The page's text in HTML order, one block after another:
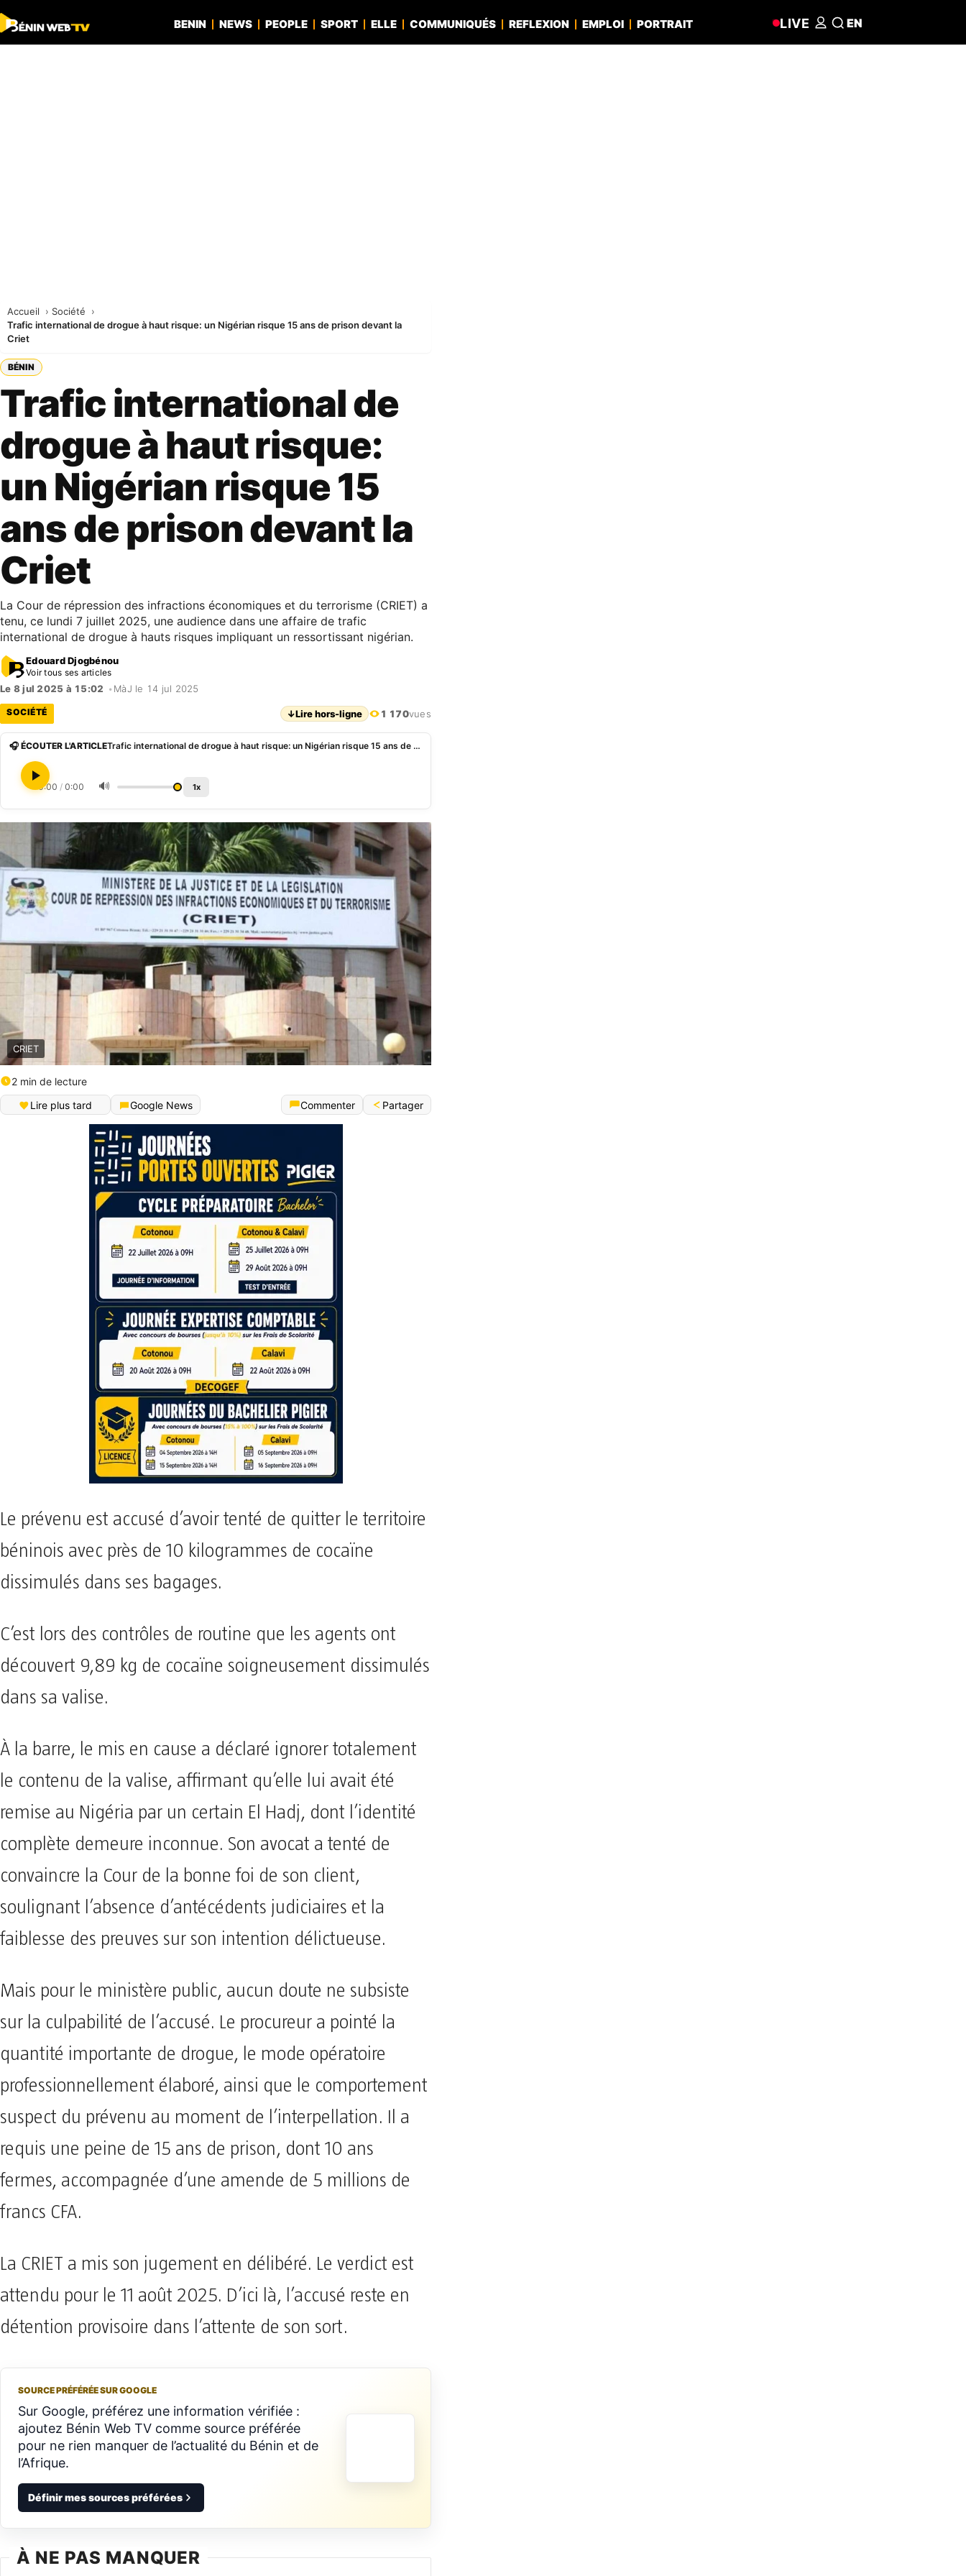
BENIN NEWS PEOPLE SPORT ELLE COMMUNIQUÉS REFLEXION EMPLOI PORTRAIT LIVE EN
Accueil
Société
Trafic international de drogue à haut risque: un Nigérian risque 15 ans de prison devant la
Criet
BÉNIN
Trafic international de
drogue à haut risque:
un Nigérian risque 15
ans de prison devant la
Criet
La Cour de répression des infractions économiques et du terrorisme (CRIET) a
tenu, ce lundi 7 juillet 2025, une audience dans une affaire de trafic
international de drogue à hauts risques impliquant un ressortissant nigérian.
Edouard Djogbénou
Voir tous ses articles
Le 8 jul 2025 à 15:02 • MàJ le 14 jul 2025
SOCIÉTÉ ↓Lire hors-ligne 1 170vues
🎧 ÉCOUTER L'ARTICLE Trafic international de drogue à haut risque: un Nigérian risque 15 ans de prison devant la Criet
0:00 / 0:00 🔊 1x
CRIET
2 min de lecture
Lire plus tard Google News Commenter Partager
Le prévenu est accusé d’avoir tenté de quitter le territoire
béninois avec près de 10 kilogrammes de cocaïne
dissimulés dans ses bagages.
C’est lors des contrôles de routine que les agents ont
découvert 9,89 kg de cocaïne soigneusement dissimulés
dans sa valise.
À la barre, le mis en cause a déclaré ignorer totalement
le contenu de la valise, affirmant qu’elle lui avait été
remise au Nigéria par un certain El Hadj, dont l’identité
complète demeure inconnue. Son avocat a tenté de
convaincre la Cour de la bonne foi de son client,
soulignant l’absence d’antécédents judiciaires et la
faiblesse des preuves sur son intention délictueuse.
Mais pour le ministère public, aucun doute ne subsiste
sur la culpabilité de l’accusé. Le procureur a pointé la
quantité importante de drogue, le mode opératoire
professionnellement élaboré, ainsi que le comportement
suspect du prévenu au moment de l’interpellation. Il a
requis une peine de 15 ans de prison, dont 10 ans
fermes, accompagnée d’une amende de 5 millions de
francs CFA.
La CRIET a mis son jugement en délibéré. Le verdict est
attendu pour le 11 août 2025. D’ici là, l’accusé reste en
détention provisoire dans l’attente de son sort.
SOURCE PRÉFÉRÉE SUR GOOGLE
Sur Google, préférez une information vérifiée :
ajoutez Bénin Web TV comme source préférée
pour ne rien manquer de l’actualité du Bénin et de
l’Afrique.
Définir mes sources préférées
À NE PAS MANQUER